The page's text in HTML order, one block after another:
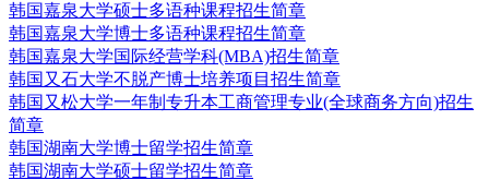
韩国嘉泉大学硕士多语种课程招生简章
韩国嘉泉大学博士多语种课程招生简章
韩国嘉泉大学国际经营学科(MBA)招生简章
韩国又石大学不脱产博士培养项目招生简章
韩国又松大学一年制专升本工商管理专业(全球商务方向)招生
简章
韩国湖南大学博士留学招生简章
韩国湖南大学硕士留学招生简章